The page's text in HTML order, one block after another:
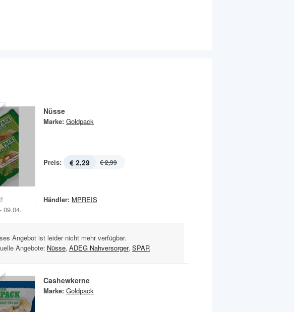
Nüsse
Marke: Goldpack
Preis: € 2,29 € 2,99
09.04.
Händler: MPREIS
Angebot ist leider nicht mehr verfügbar.
Angebote: Nüsse, ADEG Nahversorger, SPAR
Cashewkerne
Marke: Goldpack